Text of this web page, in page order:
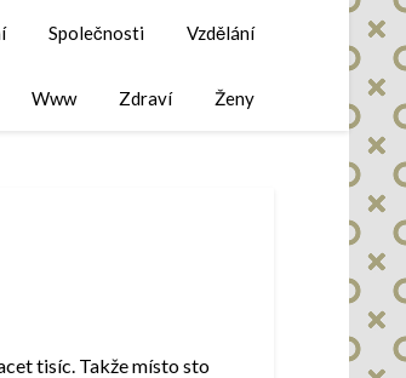
Společnosti Vzdělání
Www Zdraví Ženy
tisíc. Takže místo sto